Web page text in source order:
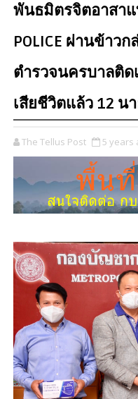
พันธมิตรจิตอาสา
POLICE ผ่านข้าว
ตำรวจนครบาลติด
เสียชีวิตแล้ว 12 น
The Tellus Post 5 years